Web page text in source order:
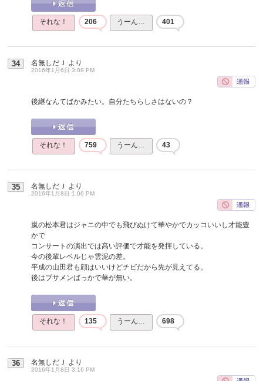
それな！ 206 うーん… 401
34 名無しだＪ より
2016年1月6日 3:08 PM
後継なんてばかみたい。自分たちらしさはないの？
それな！ 759 うーん… 43
35 名無しだＪ より
2016年1月8日 1:06 PM
嵐の松本君はジャニの中でも飛びぬけて華やかでカッコいいし才能豊
かで
コンサートの演出では高い評価で才能を発揮している。
今の後輩レベルじゃ雲泥の差。
平成の山田君も顔はいいけどチビだから先が見えてる。
後はブサメンばっかで華が無い。
それな！ 135 うーん… 698
36 名無しだＪ より
2016年1月8日 3:16 PM